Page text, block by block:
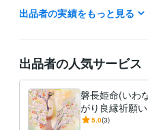
新たな次元の世に向かい　大いな
天命・御役目を受けまして御神事
神と社（やしろ）を復活させて
神と神を繋げていく御神事
神と人を繋げていく御神事
2022年より本格的に御役目が始ま
今後は自粛しながらの営業となりま
出品者の実績をもっと見る
出品者の人気サービス
磐長姫命(いわ
がり良縁祈願
と繋がる霊能
5.0(3)